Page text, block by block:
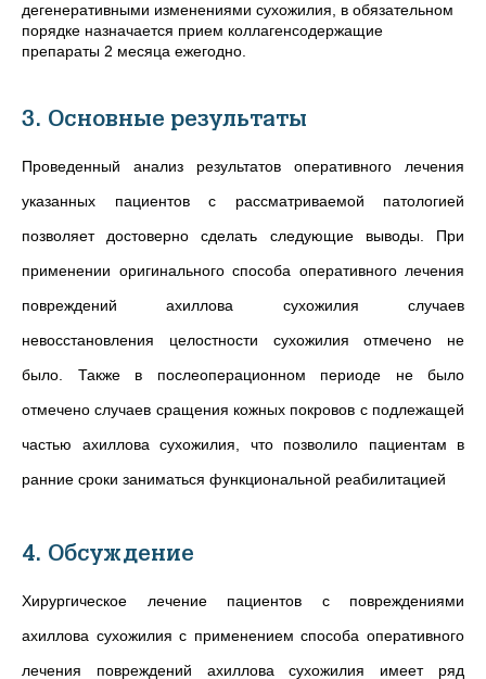
дегенеративными изменениями сухожилия, в обязательном
порядке назначается прием коллагенсодержащие
препараты 2 месяца ежегодно.
3. Основные результаты
Проведенный анализ результатов оперативного лечения
указанных пациентов с рассматриваемой патологией
позволяет достоверно сделать следующие выводы. При
применении оригинального способа оперативного лечения
повреждений ахиллова сухожилия случаев
невосстановления целостности сухожилия отмечено не
было. Также в послеоперационном периоде не было
отмечено случаев сращения кожных покровов с подлежащей
частью ахиллова сухожилия, что позволило пациентам в
ранние сроки заниматься функциональной реабилитацией
4. Обсуждение
Хирургическое лечение пациентов с повреждениями
ахиллова сухожилия с применением способа оперативного
лечения повреждений ахиллова сухожилия имеет ряд